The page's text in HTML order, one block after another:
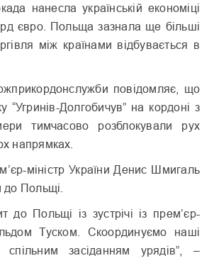
нанесла українській економіці
євро. Польща зазнала ще більші
між країнами відбувається в
повідомляє, що
“Угринів-Долгобичув” на кордоні з
тимчасово розблокували рух
напрямках.
міністр України Денис Шмигаль
до Польщі.
до Польщі із зустрічі із прем’єр-
Туском. Скоординуємо наші
засіданням урядів”, –